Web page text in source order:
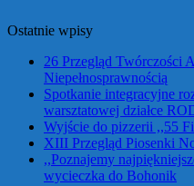
Ostatnie wpisy
26 Przegląd Twórczości
Niepełnosprawnością
Spotkanie integracyjne
warsztatowej działce
Wyjście do pizzerii ,,55
XIII Przegląd Piosenki
,,Poznajemy
wycieczka do Bohonik